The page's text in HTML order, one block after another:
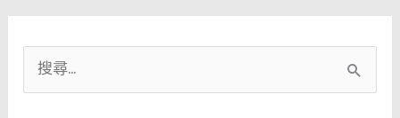
尋